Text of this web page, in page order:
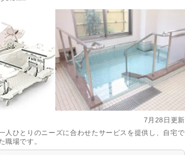
女性が活躍 (28,783)
日勤のみ可(20,759)
(3,219) 午後のみ可(3,362)
(1,719) 週2日から可(1,703)
(408) シフト相談可(28,831)
旧ヘルパー1級・基礎研
精神保健福祉士(388)
7月28日更新
人ひとりのニーズに合わせたサービスを提供し、自宅で
職場です。